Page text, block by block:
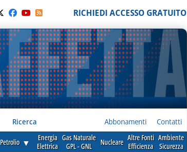
RICHIEDI ACCESSO GRATUITO
Ricerca Abbonamenti Contatti
Petrolio ▼
Energia
Elettrica
Gas Naturale
GPL - GNL
Nucleare Altre Fonti
Efficienza
Ambiente
Sicurezza